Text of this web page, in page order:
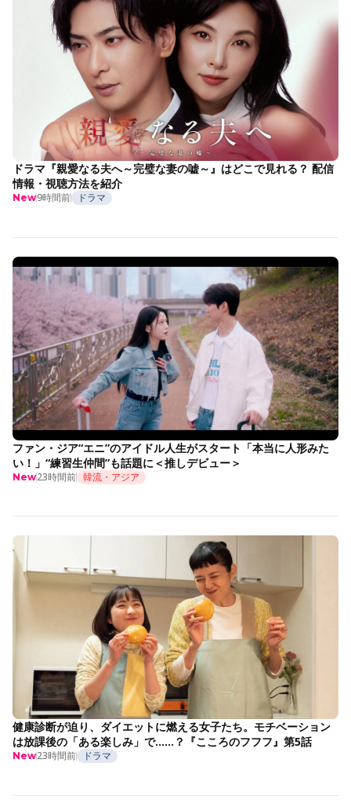
ドラマ『親愛なる夫へ～完璧な妻の嘘～』はどこで見れる？ 配信
情報・視聴方法を紹介
New9時間前 ドラマ
ファン・ジア“エニ”のアイドル人生がスタート「本当に人形みた
い！」“練習生仲間”も話題に＜推しデビュー＞
New23時間前 韓流・アジア
健康診断が迫り、ダイエットに燃える女子たち。モチベーション
は放課後の「ある楽しみ」で……？『こころのフフフ』第5話
New23時間前 ドラマ